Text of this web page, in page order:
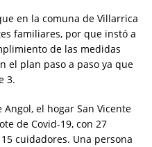
en la comuna de Villarrica
familiares, por que instó a
de las medidas
el plan paso a paso ya que
3.
el hogar San Vicente
de Covid-19, con 27
cuidadores. Una persona